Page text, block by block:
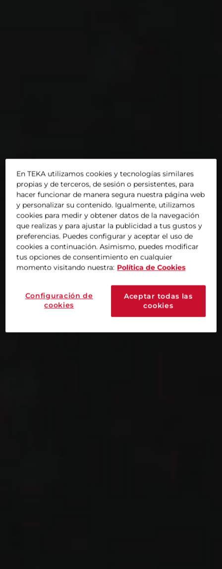
En TEKA utilizamos cookies y tecnologías similares
propias y de terceros, de sesión o persistentes, para
hacer funcionar de manera segura nuestra página web
y personalizar su contenido. Igualmente, utilizamos
cookies para medir y obtener datos de la navegación
que realizas y para ajustar la publicidad a tus gustos y
preferencias. Puedes configurar y aceptar el uso de
cookies a continuación. Asimismo, puedes modificar
tus opciones de consentimiento en cualquier
momento visitando nuestra: Política de Cookies
Aceptar todas las
cookies
Configuración de
cookies